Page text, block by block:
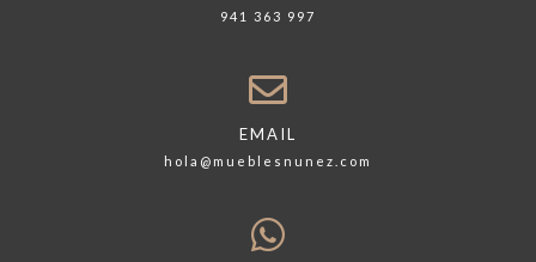
941 363 997
EMAIL
hola@mueblesnunez.com